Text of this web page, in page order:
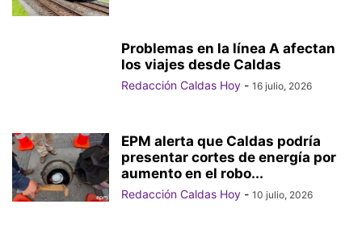
Problemas en la línea A afectan
los viajes desde Caldas
Redacción Caldas Hoy - 16 julio, 2026
EPM alerta que Caldas podría
presentar cortes de energía por
aumento en el robo...
Redacción Caldas Hoy - 10 julio, 2026